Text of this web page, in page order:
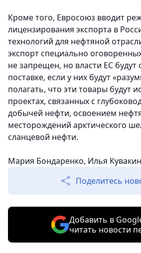
Кроме того, Евросоюз вводит
лицензирования экспорта в
технологий для нефтяной
экспорт специально
не запрещен, но власти ЕС будут
поставке, если у них будут
полагать, что эти товары будут
проектах, связанных с
добычей нефти, освоением
месторождений арктического
сланцевой нефти.
Мария Бондаренко, Илья Кувакин
Поделитесь
Добавить в
читать новости